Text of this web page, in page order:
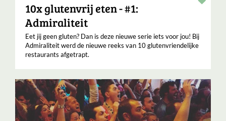
10x glutenvrij eten - #1:
Admiraliteit
Eet jij geen gluten? Dan is deze nieuwe serie iets voor jou! Bij
Admiraliteit werd de nieuwe reeks van 10 glutenvriendelijke
restaurants afgetrapt.